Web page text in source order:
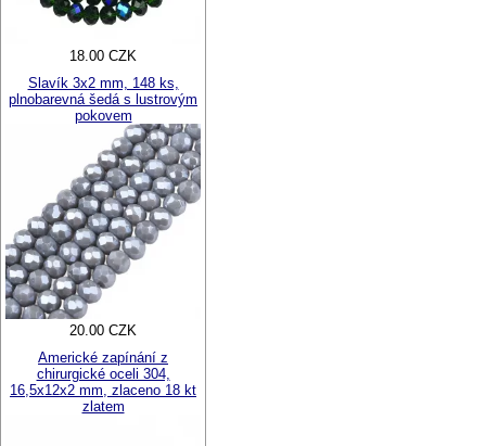
18.00 CZK
Slavík 3x2 mm, 148 ks,
plnobarevná šedá s lustrovým
pokovem
20.00 CZK
Americké zapínání z
chirurgické oceli 304,
16,5x12x2 mm, zlaceno 18 kt
zlatem